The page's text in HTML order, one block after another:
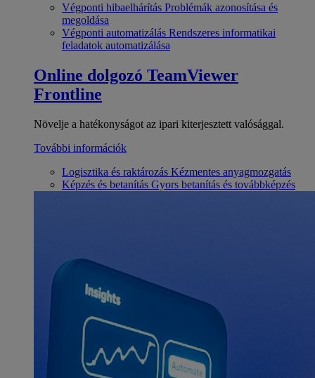
Végponti hibaelhárítás Problémák azonosítása és
megoldása
Végponti automatizálás Rendszeres informatikai
feladatok automatizálása
Online dolgozó TeamViewer
Frontline
Növelje a hatékonyságot az ipari kiterjesztett valósággal.
További információk
Logisztika és raktározás Kézmentes anyagmozgatás
Képzés és betanítás Gyors betanítás és továbbképzés